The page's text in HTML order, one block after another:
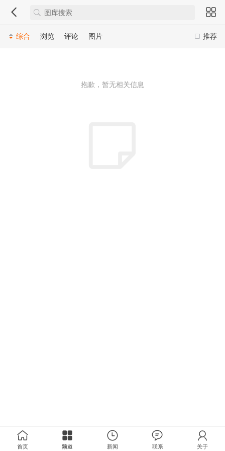
推荐
综合 浏览 评论 图片
抱歉，暂无相关信息
首页 频道 新闻 联系 关于